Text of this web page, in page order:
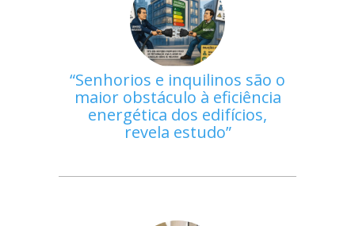
Senhorios e inquilinos são o
maior obstáculo à eficiência
energética dos edifícios,
revela estudo